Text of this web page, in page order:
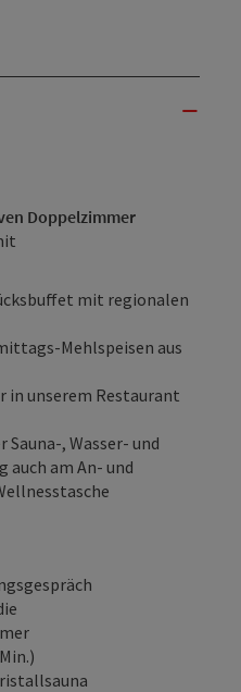
Doppelzimmer
mit regionalen
Mehlspeisen aus
in unserem Restaurant
, Wasser- und
auch am An- und